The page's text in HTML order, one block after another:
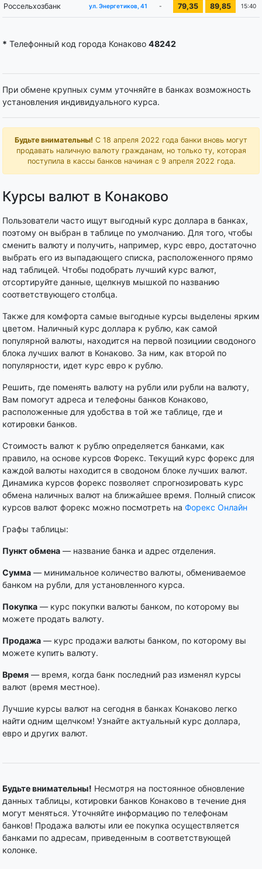
Россельхозбанк ул. Энергетиков, 41 - 79,35 89,85 15:40
* Телефонный код города Конаково 48242
При обмене крупных сумм уточняйте в банках возможность
установления индивидуального курса.
Будьте внимательны! С 18 апреля 2022 года банки вновь могут
продавать наличную валюту гражданам, но только ту, которая
поступила в кассы банков начиная с 9 апреля 2022 года.
Курсы валют в Конаково
Пользователи часто ищут выгодный курс доллара в банках,
поэтому он выбран в таблице по умолчанию. Для того, чтобы
сменить валюту и получить, например, курс евро, достаточно
выбрать его из выпадающего списка, расположенного прямо
над таблицей. Чтобы подобрать лучший курс валют,
отсортируйте данные, щелкнув мышкой по названию
соответствующего столбца.
Также для комфорта самые выгодные курсы выделены ярким
цветом. Наличный курс доллара к рублю, как самой
популярной валюты, находится на первой позициии сводоного
блока лучших валют в Конаково. За ним, как второй по
популярности, идет курс евро к рублю.
Решить, где поменять валюту на рубли или рубли на валюту,
Вам помогут адреса и телефоны банков Конаково,
расположенные для удобства в той же таблице, где и
котировки банков.
Стоимость валют к рублю определяется банками, как
правило, на основе курсов Форекс. Текущий курс форекс для
каждой валюты находится в сводоном блоке лучших валют.
Динамика курсов форекс позволяет спрогнозировать курс
обмена наличных валют на ближайшее время. Полный список
курсов валют форекс можно посмотреть на Форекс Онлайн
Графы таблицы:
Пункт обмена — название банка и адрес отделения.
Сумма — минимальное количество валюты, обмениваемое
банком на рубли, для установленного курса.
Покупка — курс покупки валюты банком, по которому вы
можете продать валюту.
Продажа — курс продажи валюты банком, по которому вы
можете купить валюту.
Время — время, когда банк последний раз изменял курсы
валют (время местное).
Лучшие курсы валют на сегодня в банках Конаково легко
найти одним щелчком! Узнайте актуальный курс доллара,
евро и других валют.
Будьте внимательны! Несмотря на постоянное обновление
данных таблицы, котировки банков Конаково в течение дня
могут меняться. Уточняйте информацию по телефонам
банков! Продажа валюты или ее покупка осуществляется
банками по адресам, приведенным в соответствующей
колонке.